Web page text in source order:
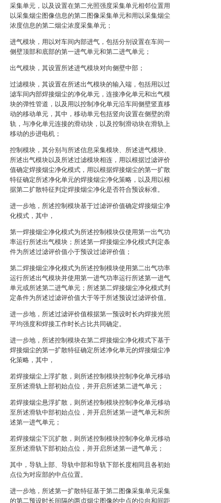
采集单元，以及设置在第二光照强度采集单元相邻位置用
以采集烟尘图像信息的第二图像采集单元和用以采集烟尘
浓度信息的第二烟尘浓度采集单元；
进气模块，用以对车间内部进气，包括分别设置在车间一
侧壁顶部和底部的第一进气单元和第二进气单元；
出气模块，其设置所述进气模块对向侧壁中部；
过滤模块，其设置在所述出气模块的输入端，包括用以过
滤车间内部焊接烟尘的净化单元，连接净化单元和出气模
块的弹性管道，以及用以控制净化单元沿车间侧壁竖直移
动的移动单元，其中，移动单元包括竖向设置在侧壁的滑
轨，与净化单元连接的滑动块，以及控制滑动块在滑轨上
移动的步进电机；
控制模块，其分别与所述信息采集模块、所述进气模块、
所述出气模块以及所述过滤模块相连，用以根据过滤评价
值确定焊接烟尘净化模式，用以根据焊接烟尘的第一扩散
特征确定所述净化单元的焊接烟尘净化策略，以及用以根
据第二扩散特征判定焊接烟尘净化是否符合预设标准。
进一步地，所述控制模块基于过滤评价值确定焊接烟尘净
化模式，其中，
第一焊接烟尘净化模式为所述控制模块仅使用第一出气功
率运行所述出气模块；所述第一焊接烟尘净化模式判定条
件为所述过滤评价值小于预设过滤评价值；
第二焊接烟尘净化模式为所述控制模块使用第二出气功率
运行所述出气模块并使用第一进气功率运行所述第一进气
单元或所述第二进气单元；所述第二焊接烟尘净化模式判
定条件为所述过滤评价值大于等于所述预设过滤评价值。
进一步地，所述过滤评价值根据第一预设时长内焊接光照
平均强度和焊接工作时长占比共同确定。
进一步地，所述控制模块在第二焊接烟尘净化模式下基于
焊接烟尘的第一扩散特征确定所述净化单元的焊接烟尘净
化策略，其中，
若焊接烟尘上浮扩散，则所述控制模块控制净化单元移动
至所述滑轨上部初始点位，并开启所述第二进气单元；
若焊接烟尘悬浮扩散，则所述控制模块控制净化单元移动
至所述滑轨中部初始点位，并开启所述第一进气单元和所
述第一进气单元；
若焊接烟尘下沉扩散，则所述控制模块控制净化单元移动
至所述滑轨下部初始点位，并开启所述第一进气单元；
其中，导轨上部、导轨中部和导轨下部长度相同且各初始
点位为对应部的中点位置。
进一步地，所述第一扩散特征基于第二图像采集单元采集
的第二预设时长间隔的两贞烟尘图像的中点的位向和间距